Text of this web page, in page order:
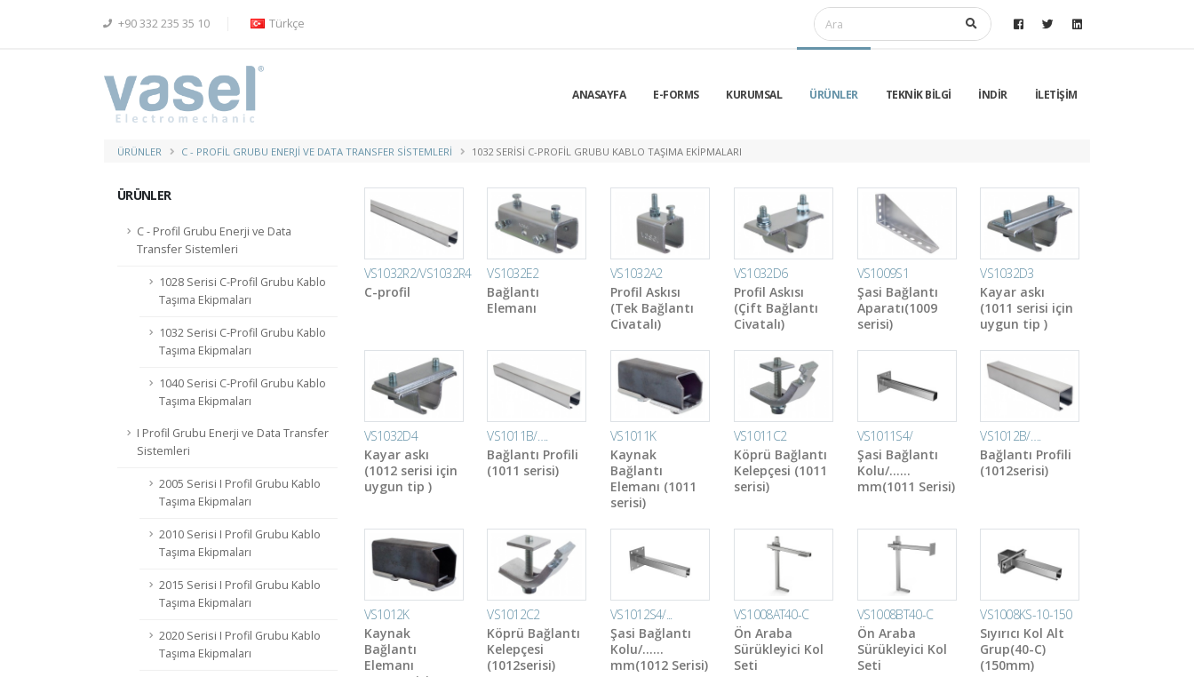
+90 332 235 35 10 Türkçe
ANASAYFA E-FORMS KURUMSAL ÜRÜNLER TEKNİK BİLGİ İNDİR İLETİŞİM
ÜRÜNLER C - PROFIL GRUBU ENERJI VE DATA TRANSFER SISTEMLERI 1032 SERISI C-PROFIL GRUBU KABLO TAŞIMA EKIPMALARI
ÜRÜNLER
C - Profil Grubu Enerji ve Data
Transfer Sistemleri
1028 Serisi C-Profil Grubu Kablo
Taşıma Ekipmaları
1032 Serisi C-Profil Grubu Kablo
Taşıma Ekipmaları
1040 Serisi C-Profil Grubu Kablo
Taşıma Ekipmaları
I Profil Grubu Enerji ve Data Transfer
Sistemleri
2005 Serisi I Profil Grubu Kablo
Taşıma Ekipmaları
2010 Serisi I Profil Grubu Kablo
Taşıma Ekipmaları
2015 Serisi I Profil Grubu Kablo
Taşıma Ekipmaları
2020 Serisi I Profil Grubu Kablo
Taşıma Ekipmaları
VS1032R2/VS1032R4
C-profil
VS1032E2
Bağlantı
Elemanı
VS1032A2
Profil Askısı
(Tek Bağlantı
Civatalı)
VS1032D6
Profil Askısı
(Çift Bağlantı
Civatalı)
VS1009S1
Şasi Bağlantı
Aparatı(1009
serisi)
VS1032D3
Kayar askı
(1011 serisi için
uygun tip )
VS1032D4
Kayar askı
(1012 serisi için
uygun tip )
VS1011B/….
Bağlantı Profili
(1011 serisi)
VS1011K
Kaynak
Bağlantı
Elemanı (1011
serisi)
VS1011C2
Köprü Bağlantı
Kelepçesi (1011
serisi)
VS1011S4/
Şasi Bağlantı
Kolu/……
mm(1011 Serisi)
VS1012B/….
Bağlantı Profili
(1012serisi)
VS1012K
Kaynak
Bağlantı
Elemanı
VS1012C2
Köprü Bağlantı
Kelepçesi
(1012serisi)
VS1012S4/...
Şasi Bağlantı
Kolu/……
mm(1012 Serisi)
VS1008AT40-C
Ön Araba
Sürükleyici Kol
Seti
VS1008BT40-C
Ön Araba
Sürükleyici Kol
Seti
VS1008KS-10-150
Sıyırıcı Kol Alt
Grup(40-C)
(150mm)